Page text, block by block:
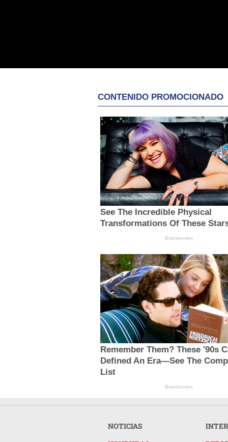
CONTENIDO PROMOCIONADO
See The Incredible Physical
Transformations Of These
Brainberries
Remember Them? These '90s
Defined An Era—See The
List
Brainberries
NOTICIAS